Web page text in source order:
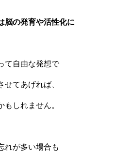
脳の発育や活性化に
て自由な発想で
せてあげれば、
しれません。
れが多い場合も